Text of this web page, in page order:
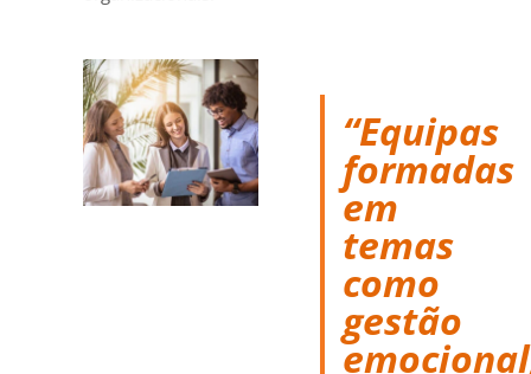
“Equipas
formadas
em
temas
como
gestão